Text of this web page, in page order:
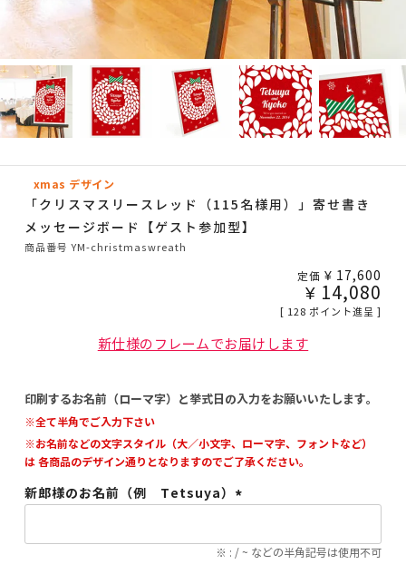
xmas デザイン
「クリスマスリースレッド（115名様用）」寄せ書き
メッセージボード【ゲスト参加型】
商品番号 YM-christmaswreath
定価 ¥ 17,600
¥ 14,080
[ 128 ポイント進呈 ]
新仕様のフレームでお届けします
印刷するお名前（ローマ字）と挙式日の入力をお願いいたします。
※全て半角でご入力下さい
※お名前などの文字スタイル（大／小文字、ローマ字、フォントなど）
は 各商品のデザイン通りとなりますのでご了承ください。
新郎様のお名前（例 Tetsuya）
須)
※ : / ~ などの半角記号は使用不可